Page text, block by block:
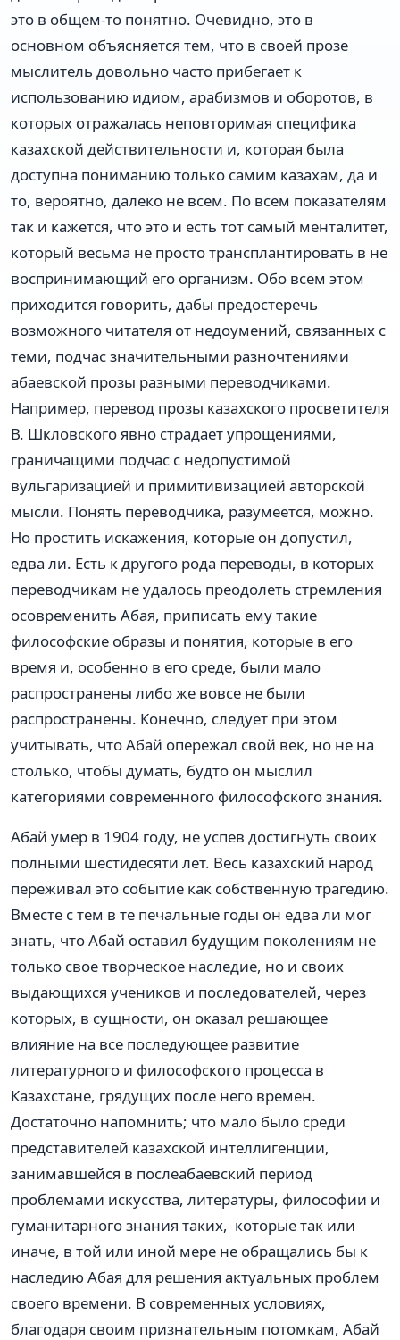
это в общем-то понятно. Очевидно, это в
основном объясняется тем, что в своей прозе
мыслитель довольно часто прибегает к
использованию идиом, арабизмов и оборотов, в
которых отражалась неповторимая специфика
казахской действительности и, которая была
доступна пониманию только самим казахам, да и
то, вероятно, далеко не всем. По всем показателям
так и кажется, что это и есть тот самый менталитет,
который весьма не просто трансплантировать в не
воспринимающий его организм. Обо всем этом
приходится говорить, дабы предостеречь
возможного читателя от недоумений, связанных с
теми, подчас значительными разночтениями
абаевской прозы разными переводчиками.
Например, перевод прозы казахского просветителя
В. Шкловского явно страдает упрощениями,
граничащими подчас с недопустимой
вульгаризацией и примитивизацией авторской
мысли. Понять переводчика, разумеется, можно.
Но простить искажения, которые он допустил,
едва ли. Есть к другого рода переводы, в которых
переводчикам не удалось преодолеть стремления
осовременить Абая, приписать ему такие
философские образы и понятия, которые в его
время и, особенно в его среде, были мало
распространены либо же вовсе не были
распространены. Конечно, следует при этом
учитывать, что Абай опережал свой век, но не на
столько, чтобы думать, будто он мыслил
категориями современного философского знания.
Абай умер в 1904 году, не успев достигнуть своих
полными шестидесяти лет. Весь казахский народ
переживал это событие как собственную трагедию.
Вместе с тем в те печальные годы он едва ли мог
знать, что Абай оставил будущим поколениям не
только свое творческое наследие, но и своих
выдающихся учеников и последователей, через
которых, в сущности, он оказал решающее
влияние на все последующее развитие
литературного и философского процесса в
Казахстане, грядущих после него времен.
Достаточно напомнить; что мало было среди
представителей казахской интеллигенции,
занимавшейся в послеабаевский период
проблемами искусства, литературы, философии и
гуманитарного знания таких, которые так или
иначе, в той или иной мере не обращались бы к
наследию Абая для решения актуальных проблем
своего времени. В современных условиях,
благодаря своим признательным потомкам, Абай